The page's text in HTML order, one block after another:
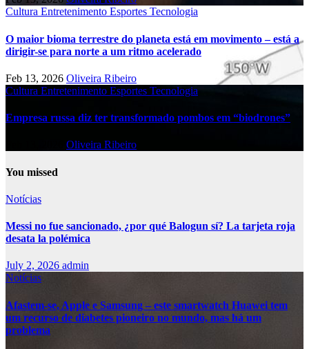
Cultura Entretenimento Esportes Tecnologia
O maior bioma terrestre do planeta está em movimento – está a
dirigir-se para norte a um ritmo acelerado
Feb 13, 2026 Oliveira Ribeiro
Cultura Entretenimento Esportes Tecnologia
Empresa russa diz ter transformado pombos em “biodrones”
Oliveira Ribeiro
You missed
Notícias
Messi no fue sancionado, ¿por qué Balogun sí? La tarjeta roja
desata la polémica
July 2, 2026 admin
Notícias
Afastem-se, Apple e Samsung – este smartwatch Huawei tem
um recurso de diabetes pioneiro no mundo, mas há um
problema